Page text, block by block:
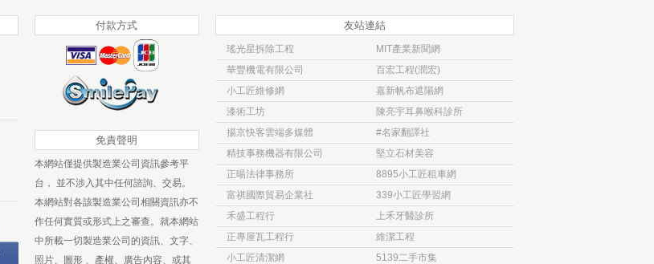
付款方式
免責聲明
本網站僅提供製造業公司資訊參考平
台， 並不涉入其中任何諮詢、交易。
本網站對各該製造業公司相關資訊亦不
作任何實質或形式上之審查。就本網站
中所載一切製造業公司的資訊、文字、
照片、圖形 、產權、廣告內容、或其
友站連結
瑤光星拆除工程
MIT產業新聞網
華豐機電有限公司
百宏工程(潤宏)
小工匠維修網
嘉新帆布遮陽網
漆術工坊
陳亮宇耳鼻喉科診所
揚京快客雲端多媒體
#名家翻譯社
精技事務機器有限公司
堅立石材美容
正暘法律事務所
8895小工匠租車網
富祺國際貿易企業社
339小工匠學習網
禾盛工程行
上禾牙醫診所
正專屋瓦工程行
維潔工程
小工匠清潔網
5139二手市集